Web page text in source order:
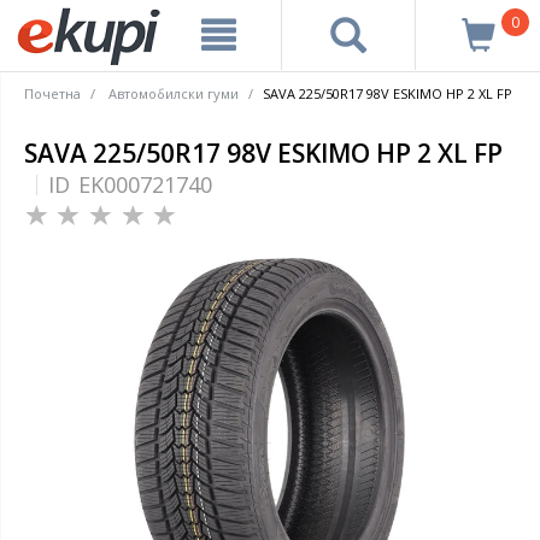
0
Почетна Автомобилски гуми SAVA 225/50R17 98V ESKIMO HP 2 XL FP
SAVA 225/50R17 98V ESKIMO HP 2 XL FP
ID EK000721740